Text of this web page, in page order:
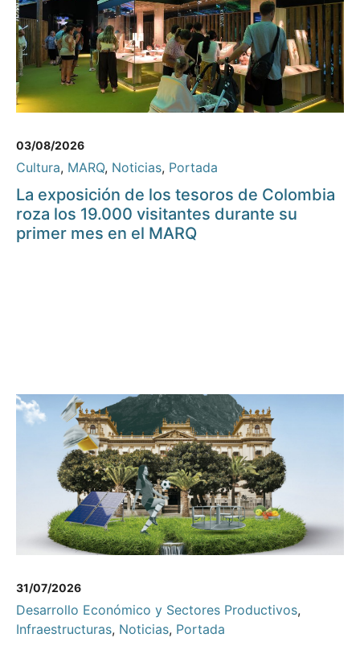
03/08/2026
Cultura, MARQ, Noticias, Portada
La exposición de los tesoros de Colombia
roza los 19.000 visitantes durante su
primer mes en el MARQ
31/07/2026
Desarrollo Económico y Sectores Productivos,
Infraestructuras, Noticias, Portada